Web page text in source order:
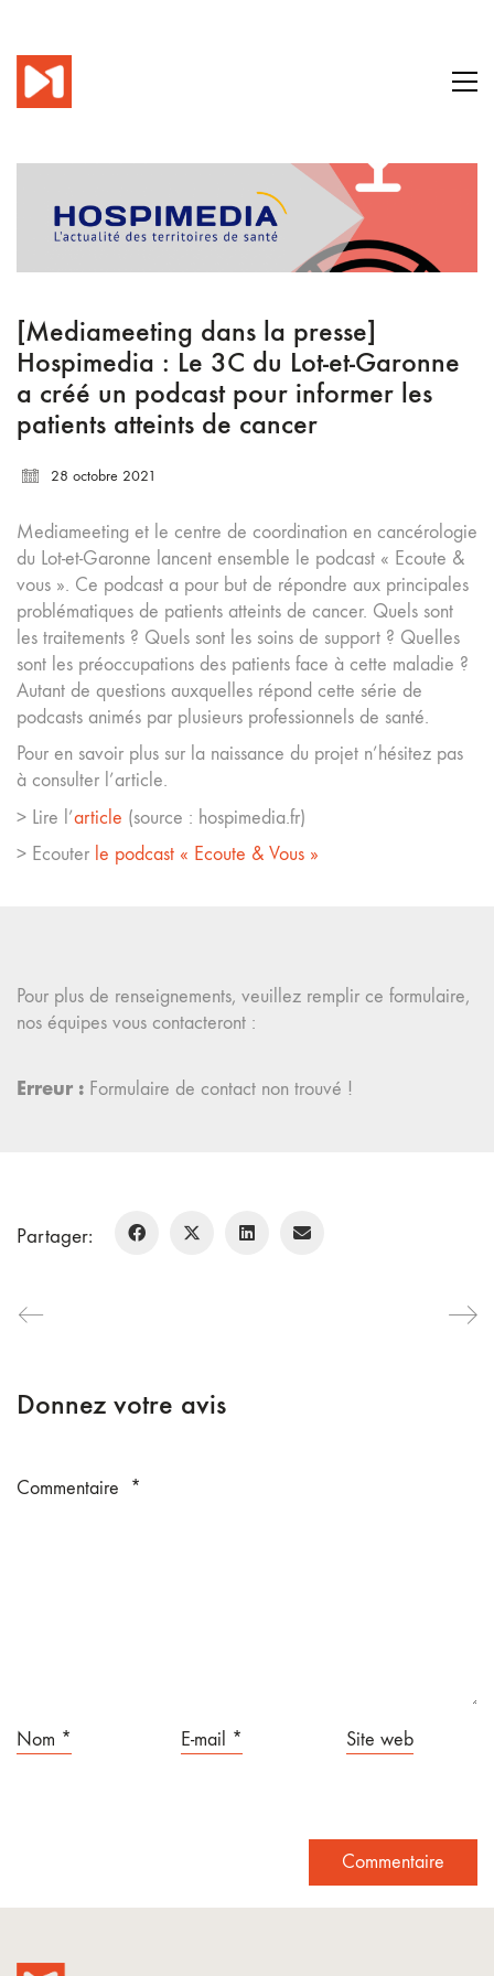
[Mediameeting dans la presse]
Hospimedia : Le 3C du Lot-et-Garonne
a créé un podcast pour informer les
patients atteints de cancer
28 octobre 2021
Mediameeting et le centre de coordination en cancérologie
du Lot-et-Garonne lancent ensemble le podcast « Ecoute &
vous ». Ce podcast a pour but de répondre aux principales
problématiques de patients atteints de cancer. Quels sont
les traitements ? Quels sont les soins de support ? Quelles
sont les préoccupations des patients face à cette maladie ?
Autant de questions auxquelles répond cette série de
podcasts animés par plusieurs professionnels de santé.
Pour en savoir plus sur la naissance du projet n’hésitez pas
à consulter l’article.
> Lire l’article (source : hospimedia.fr)
> Ecouter le podcast « Ecoute & Vous »
Pour plus de renseignements, veuillez remplir ce formulaire,
nos équipes vous contacteront :
Erreur : Formulaire de contact non trouvé !
Partager:
Donnez votre avis
Commentaire *
Nom * E-mail * Site web